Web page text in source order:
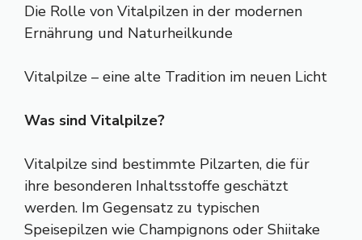
Die Rolle von Vitalpilzen in der modernen
Ernährung und Naturheilkunde
Vitalpilze – eine alte Tradition im neuen Licht
Was sind Vitalpilze?
Vitalpilze sind bestimmte Pilzarten, die für
ihre besonderen Inhaltsstoffe geschätzt
werden. Im Gegensatz zu typischen
Speisepilzen wie Champignons oder Shiitake